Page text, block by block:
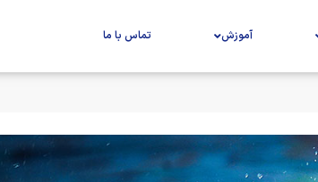
آموزش تماس با ما